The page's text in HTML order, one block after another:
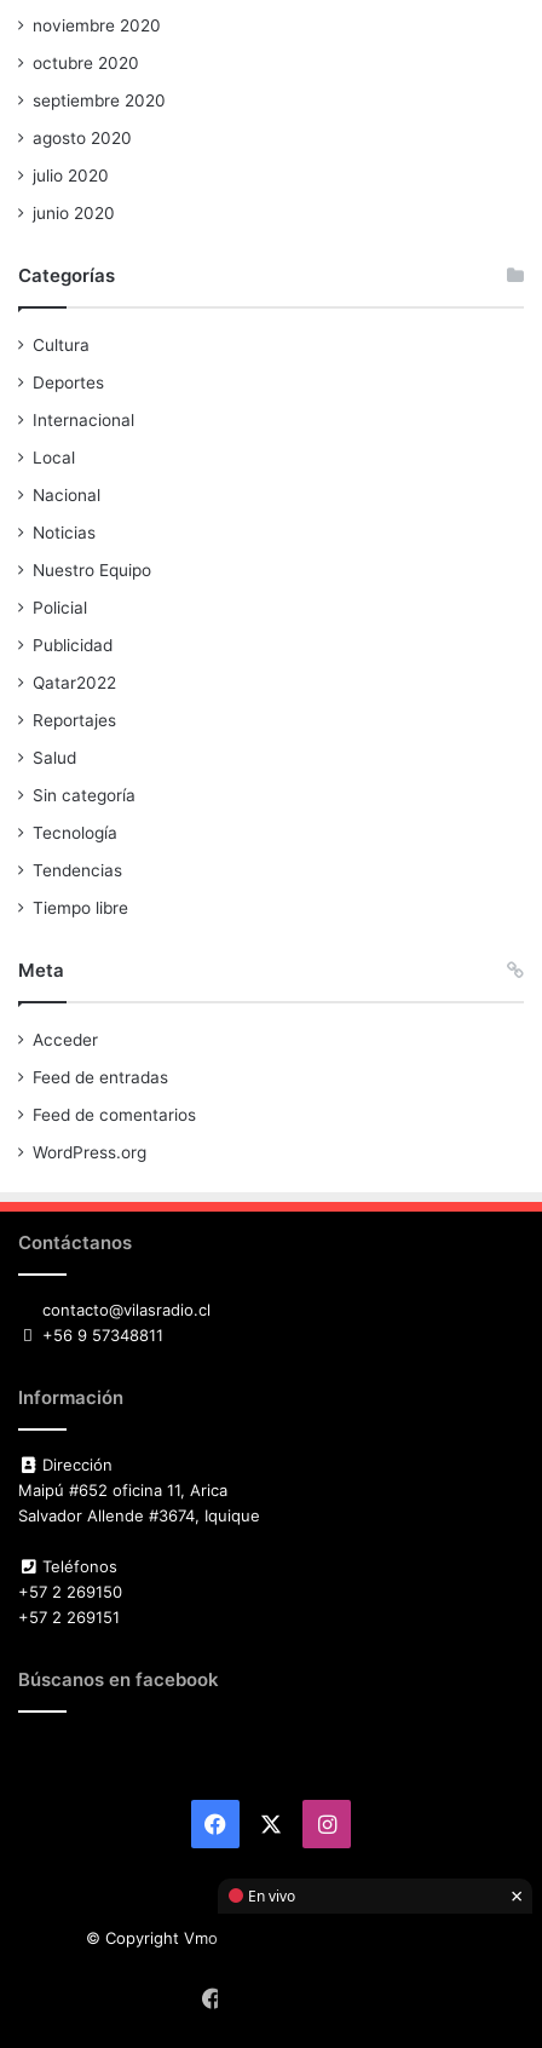
noviembre 2020
octubre 2020
septiembre 2020
agosto 2020
julio 2020
junio 2020
Categorías
Cultura
Deportes
Internacional
Local
Nacional
Noticias
Nuestro Equipo
Policial
Publicidad
Qatar2022
Reportajes
Salud
Sin categoría
Tecnología
Tendencias
Tiempo libre
Meta
Acceder
Feed de entradas
Feed de comentarios
WordPress.org
Contáctanos
contacto@vilasradio.cl
+56 9 57348811
Información
Dirección
Maipú #652 oficina 11, Arica
Salvador Allende #3674, Iquique
Teléfonos
+57 2 269150
+57 2 269151
Búscanos en facebook
Facebook Instagram
© Copyright Vmotor TI 2026, All Rights Reserved
En vivo ×